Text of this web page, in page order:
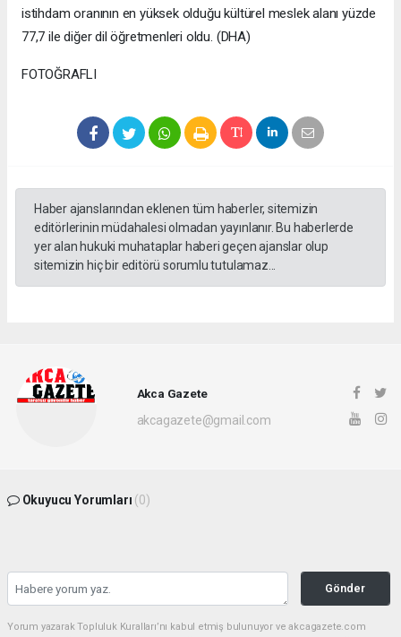
istihdam oranının en yüksek olduğu kültürel meslek alanı yüzde
77,7 ile diğer dil öğretmenleri oldu. (DHA)
FOTOĞRAFLI
Haber ajanslarından eklenen tüm haberler, sitemizin
editörlerinin müdahalesi olmadan yayınlanır. Bu haberlerde
yer alan hukuki muhataplar haberi geçen ajanslar olup
sitemizin hiç bir editörü sorumlu tutulamaz...
Akca Gazete
akcagazete@gmail.com
Okuyucu Yorumları (0)
Gönder
Yorum yazarak Topluluk Kuralları’nı kabul etmiş bulunuyor ve akcagazete.com